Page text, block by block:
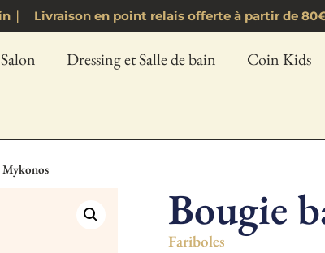
⎸ Livraison en point relais offerte à partir de
Dressing et Salle de bain Coin Kids
Mykonos
Bougie
Fariboles